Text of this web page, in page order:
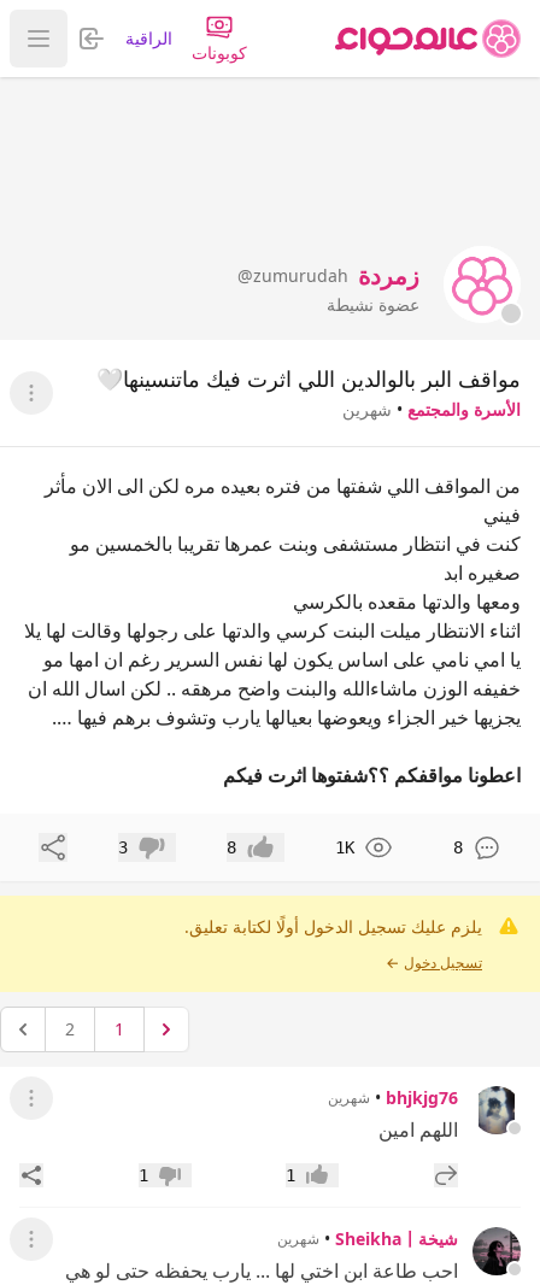
كوبونات
الراقية تسجيل
عرض
زمردة @zumurudah
عضوة نشيطة
مواقف البر بالوالدين اللي اثرت فيك ماتنسينها🤍
الأسرة والمجتمع • شهرين عرض
من المواقف اللي شفتها من فتره بعيده مره لكن الى الان مأثر
فيني
كنت في انتظار مستشفى وبنت عمرها تقريبا بالخمسين مو
صغيره ابد
ومعها والدتها مقعده بالكرسي
اثناء الانتظار ميلت البنت كرسي والدتها على رجولها وقالت لها يلا
يا امي نامي على اساس يكون لها نفس السرير رغم ان امها مو
خفيفه الوزن ماشاءالله والبنت واضح مرهقه .. لكن اسال الله ان
يجزيها خير الجزاء ويعوضها بعيالها يارب وتشوف برهم فيها ….
اعطونا مواقفكم ؟؟شفتوها اثرت فيكم
8
1K إعجاب 8 عدم إعجاب
3 مشاركة
يلزم عليك تسجيل الدخول أولًا لكتابة تعليق.
تسجيل دخول ←
1
2
bhjkjg76
• شهرين عرض
اللهم امين
إضافة رد جديد إعجاب1 عدم إعجاب
1
شيخةSheikha〡 • شهرين عرض
احب طاعة ابن اختي لها ... يارب يحفظه حتى لو هي